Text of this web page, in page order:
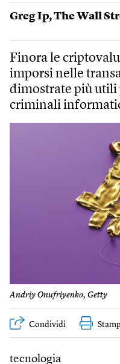
Greg Ip,The Wall
Finora le
imporsi nelle
dimostrate più utili
criminali
Andriy Onufriyenko, Getty
Condividi
tecnologia